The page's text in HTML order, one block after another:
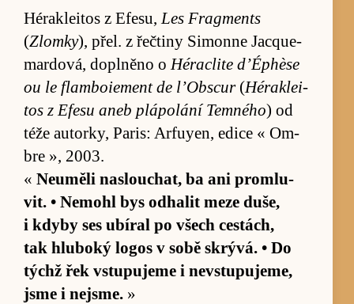
Héra­klei­tos z Efe­su, Les Frag­ments
(Zlomky), přel. z řečtiny Si­monne Jacque­
mar­dová, do­plněno o Hérac­lite d’Éphèse
ou le flam­bo­i­e­ment de l’Ob­scur(Héra­klei­
tos z Efesu aneb plápo­lání Tem­ného) od
téže au­torky, Pa­ris: Arfuyen, edice « Om­
bre », 2003.
« Ne­u­měli na­slou­chat, ba ani pro­mlu­
vit. • Ne­mohl bys od­ha­lit meze du­še,
i kdyby ses ubí­ral po všech cestách,
tak hlu­boký logos v sobě skrývá. • Do
týchž řek vstu­pujeme i ne­vstu­puje­me,
jsme i nejsme. »